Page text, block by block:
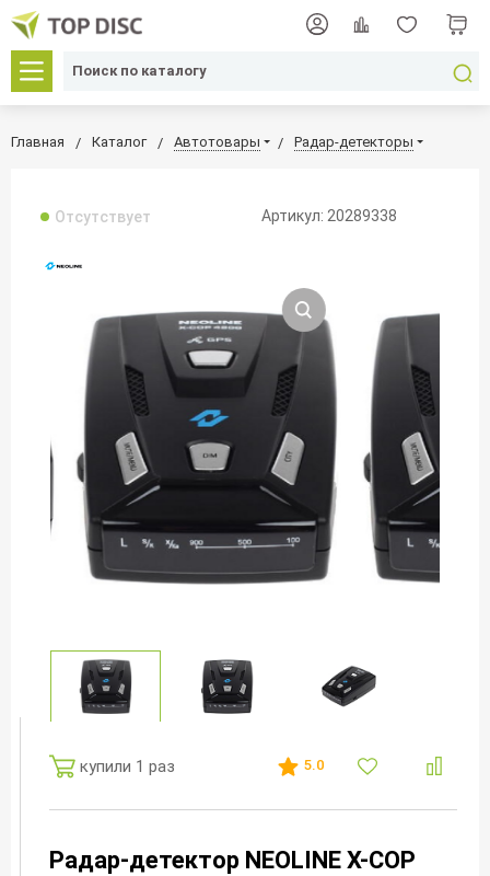
Главная Каталог Автотовары Радар-детекторы
Отсутствует Артикул: 20289338
купили 1 раз 5.0
Радар-детектор NEOLINE X-COP